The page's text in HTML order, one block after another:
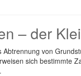
– der
Abtrennung von
sich bestimmte